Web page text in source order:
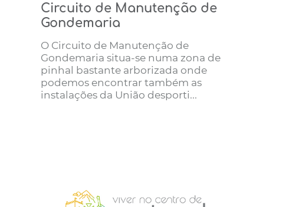
Circuito de Manutenção de
Gondemaria
O Circuito de Manutenção de
Gondemaria situa-se numa zona de
pinhal bastante arborizada onde
podemos encontrar também as
instalações da União desporti...